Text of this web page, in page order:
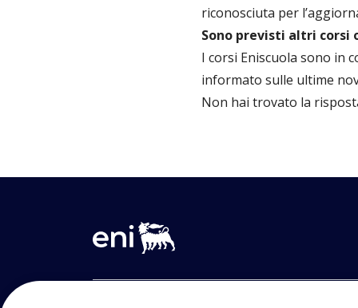
riconosciuta per
Sono previsti altri corsi
I corsi Eniscuola sono in
informato sulle ultime
Non hai trovato la